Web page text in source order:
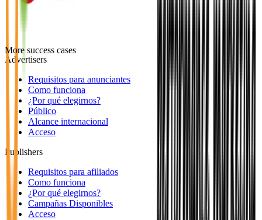
More success cases
Advertisers
Requisitos para anunciantes
Como funciona
¿Por qué elegirnos?
Público
Alcance internacional
Acceso
Publishers
Requisitos para afiliados
Como funciona
¿Por qué elegirnos?
Campañas Disponibles
Acceso